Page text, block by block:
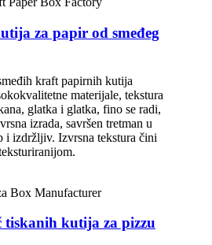
za papir od smeđeg
kraft papirnih kutija
materijale, tekstura
glatka i glatka, fino se radi,
izrada, savršen tretman u
i izdržljiv. Izvrsna tekstura čini
tiskanih kutija za pizzu